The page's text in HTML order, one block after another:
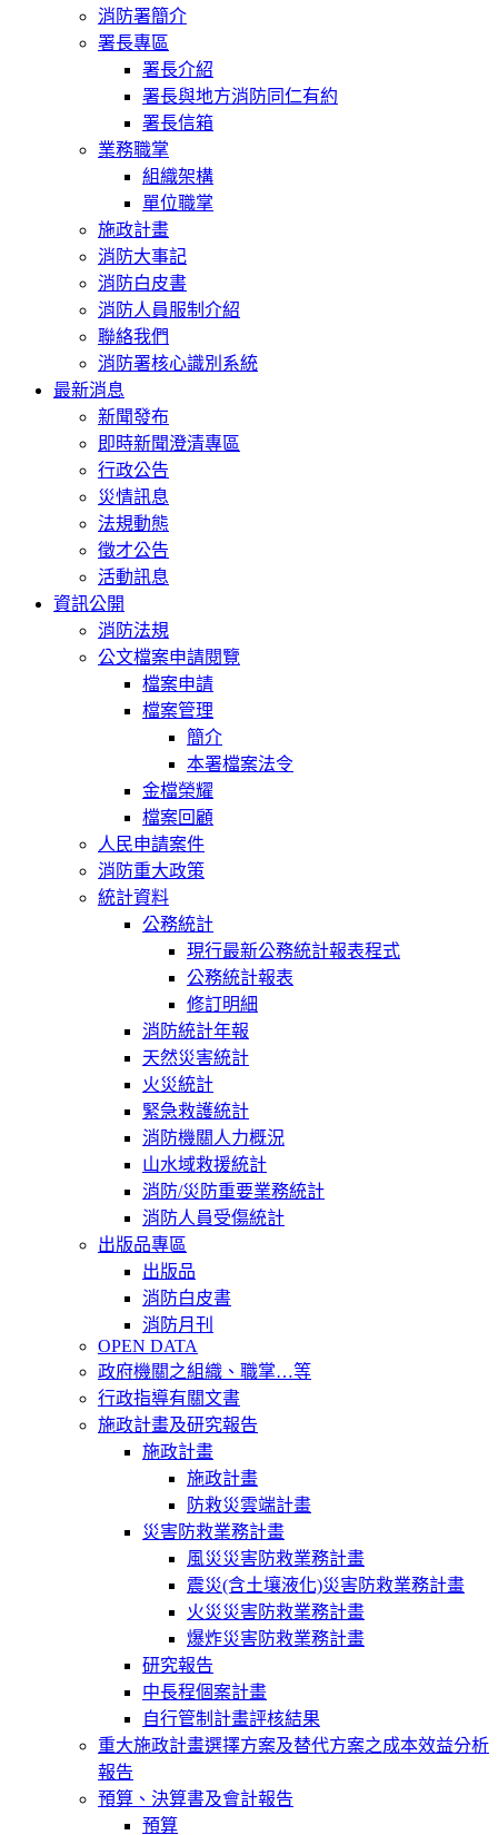
消防署簡介
署長專區
署長介紹
署長與地方消防同仁有約
署長信箱
業務職掌
組織架構
單位職掌
施政計畫
消防大事記
消防白皮書
消防人員服制介紹
聯絡我們
消防署核心識別系統
最新消息
新聞發布
即時新聞澄清專區
行政公告
災情訊息
法規動態
徵才公告
活動訊息
資訊公開
消防法規
公文檔案申請閱覽
檔案申請
檔案管理
簡介
本署檔案法令
金檔榮耀
檔案回顧
人民申請案件
消防重大政策
統計資料
公務統計
現行最新公務統計報表程式
公務統計報表
修訂明細
消防統計年報
天然災害統計
火災統計
緊急救護統計
消防機關人力概況
山水域救援統計
消防/災防重要業務統計
消防人員受傷統計
出版品專區
出版品
消防白皮書
消防月刊
OPEN DATA
政府機關之組織、職掌…等
行政指導有關文書
施政計畫及研究報告
施政計畫
施政計畫
防救災雲端計畫
災害防救業務計畫
風災災害防救業務計畫
震災(含土壤液化)災害防救業務計畫
火災災害防救業務計畫
爆炸災害防救業務計畫
研究報告
中長程個案計畫
自行管制計畫評核結果
重大施政計畫選擇方案及替代方案之成本效益分析
報告
預算、決算書及會計報告
預算